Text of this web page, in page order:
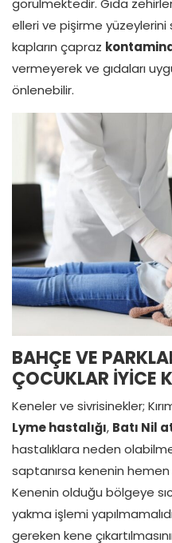
görülmektedir. Gıda
elleri ve pişirme yüzeylerini
kapların çapraz
vermeyerek ve gıdaları
önlenebilir.
BAHÇE VE
ÇOCUKLAR İYİCE
Keneler ve sivrisinekler;
Lyme hastalığı, Batı Nil
hastalıklara neden
saptanırsa kenenin hemen
Kenenin olduğu bölgeye
yakma işlemi
gereken kene